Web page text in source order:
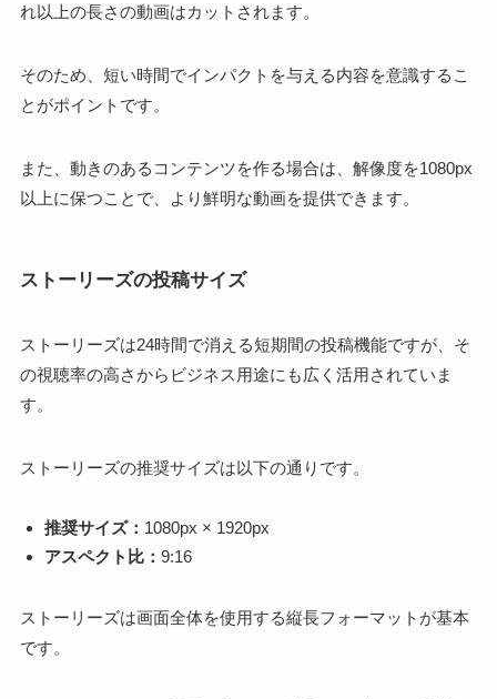
れ以上の長さの動画はカットされます。
そのため、短い時間でインパクトを与える内容を意識するこ
とがポイントです。
また、動きのあるコンテンツを作る場合は、解像度を1080px
以上に保つことで、より鮮明な動画を提供できます。
ストーリーズの投稿サイズ
ストーリーズは24時間で消える短期間の投稿機能ですが、そ
の視聴率の高さからビジネス用途にも広く活用されていま
す。
ストーリーズの推奨サイズは以下の通りです。
推奨サイズ： 1080px × 1920px
アスペクト比：9:16
ストーリーズは画面全体を使用する縦長フォーマットが基本
です。